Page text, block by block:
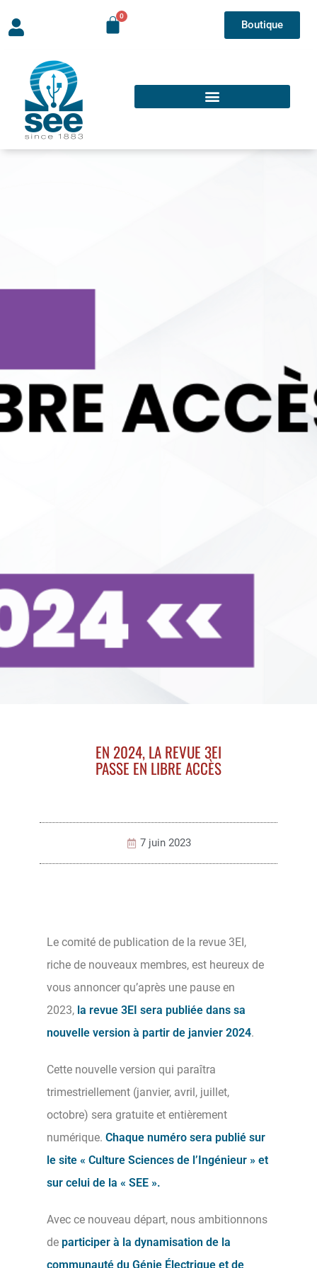
Boutique
EN 2024, LA REVUE 3EI
PASSE EN LIBRE ACCÈS
7 juin 2023
Le comité de publication de la revue 3EI,
riche de nouveaux membres, est heureux de
vous annoncer qu’après une pause en
2023, la revue 3EI sera publiée dans sa
nouvelle version à partir de janvier 2024.
Cette nouvelle version qui paraîtra
trimestriellement (janvier, avril, juillet,
octobre) sera gratuite et entièrement
numérique. Chaque numéro sera publié sur
le site « Culture Sciences de l’Ingénieur » et
sur celui de la « SEE ».
Avec ce nouveau départ, nous ambitionnons
de participer à la dynamisation de la
communauté du Génie Électrique et de